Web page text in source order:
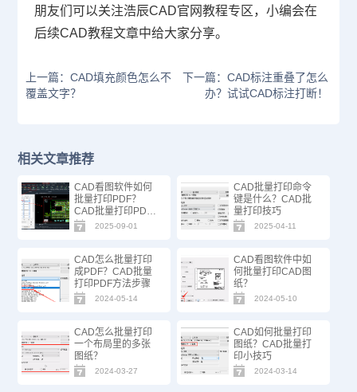
朋友们可以关注浩辰CAD官网教程专区，小编会在
后续CAD教程文章中给大家分享。
上一篇：CAD填充颜色怎么不
覆盖文字？
下一篇：CAD标注重叠了怎么
办？试试CAD标注打断！
相关文章推荐
CAD看图软件如何
批量打印PDF？
CAD批量打印PDF
方法技巧！
2025-09-01
CAD批量打印命令
键是什么？CAD批
量打印技巧
2025-04-11
CAD怎么批量打印
成PDF？CAD批量
打印PDF方法步骤
2024-05-14
CAD看图软件中如
何批量打印CAD图
纸？
2024-05-10
CAD怎么批量打印
一个布局里的多张
图纸？
2024-03-27
CAD如何批量打印
图纸？CAD批量打
印小技巧
2024-03-14